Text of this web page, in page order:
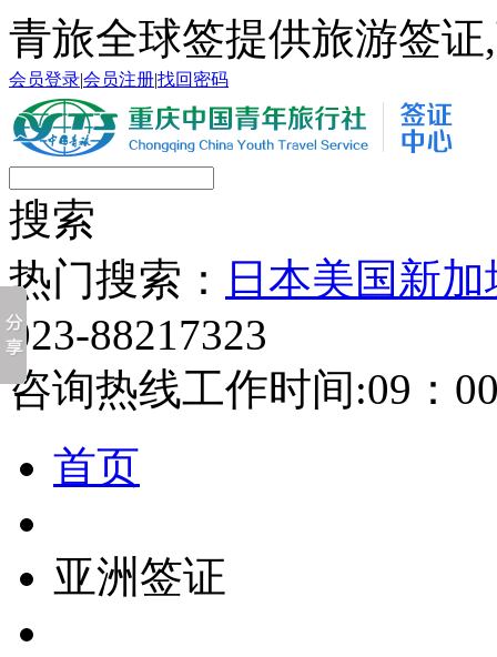
青旅全球签提供旅游签
会员登录|会员注册|找回密码
搜索
热门搜索：
日本美国新加
023-88217323
咨询热线工作时间:09：
首页
亚洲签证